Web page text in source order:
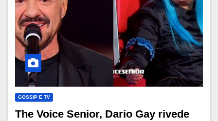
GOSSIP E TV
The Voice Senior, Dario Gay rivede